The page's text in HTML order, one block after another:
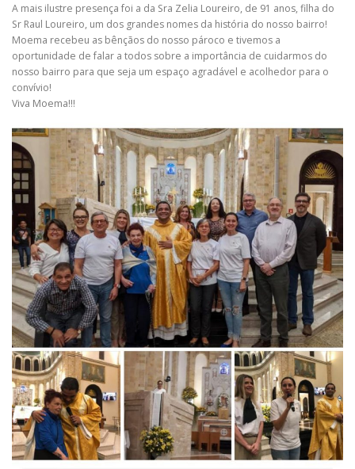
A mais ilustre presença foi a da Sra Zelia Loureiro, de 91 anos, filha do
Sr Raul Loureiro, um dos grandes nomes da história do nosso bairro!
Moema recebeu as bênçãos do nosso pároco e tivemos a
oportunidade de falar a todos sobre a importância de cuidarmos do
nosso bairro para que seja um espaço agradável e acolhedor para o
convívio!
Viva Moema!!!